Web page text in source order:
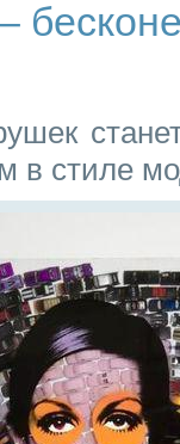
в стиле